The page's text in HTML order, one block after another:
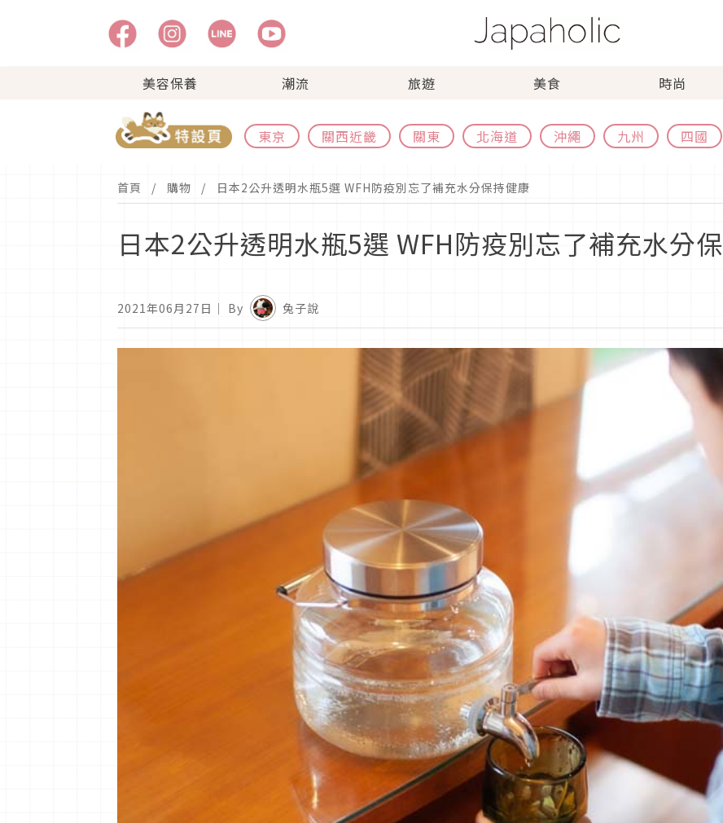
美容保養 潮流 旅遊 美食 時尚
東京 關西近畿 關東 北海道 沖繩 九州 四國
首頁 購物 日本2公升透明水瓶5選 WFH防疫別忘了補充水分保持健康
日本2公升透明水瓶5選 WFH防疫別忘了補充水分
2021年06月27日 ｜ By 兔子說